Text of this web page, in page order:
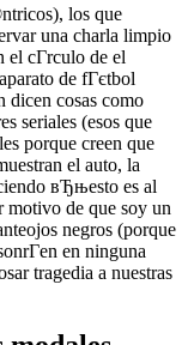
los que
una charla limpio
el cГ­rculo de el
de fГєtbol
dicen cosas como
seriales (esos que
porque creen que
el auto, la
вЂњesto es al
de que soy un
negros (porque
en ninguna
tragedia a nuestras